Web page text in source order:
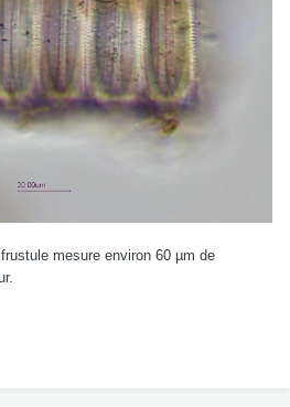
mesure environ 60 µm de